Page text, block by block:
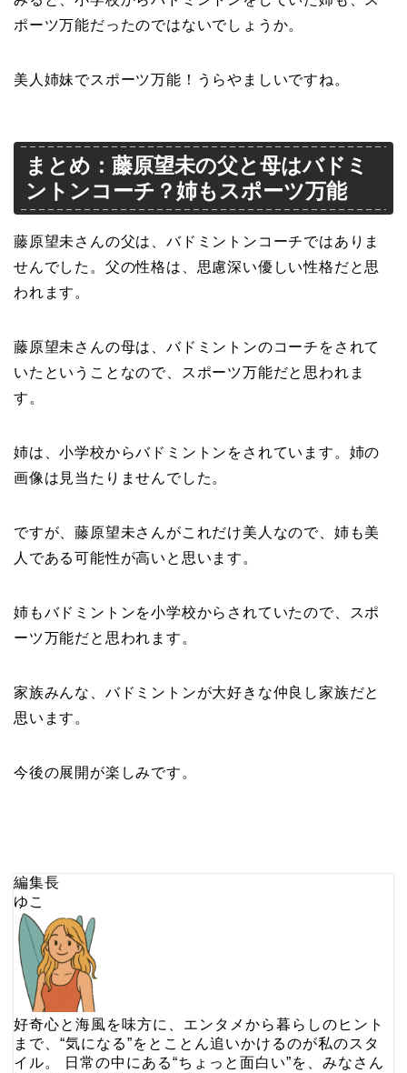
ポーツ万能だったのではないでしょうか。
美人姉妹でスポーツ万能！うらやましいですね。
まとめ：藤原望未の父と母はバドミ
ントンコーチ？姉もスポーツ万能
藤原望未さんの父は、バドミントンコーチではありま
せんでした。父の性格は、思慮深い優しい性格だと思
われます。
藤原望未さんの母は、バドミントンのコーチをされて
いたということなので、スポーツ万能だと思われま
す。
姉は 、小学校からバドミントンをされています。姉の
画像は見当たりませんでした。
ですが、藤原望未さんがこれだけ美人なので、姉も美
人である可能性が高いと思います。
姉もバドミントンを小学校からされていたので、スポ
ーツ万能だと思われます。
家族みんな、バドミントンが大好きな仲良し家族だと
思います。
今後の展開が楽しみです。
編集長
ゆこ
好奇心と海風を味方に、エンタメから暮らしのヒント
まで、“気になる”をとことん追いかけるのが私のスタ
イル。 日常の中にある“ちょっと面白い”を、みなさん